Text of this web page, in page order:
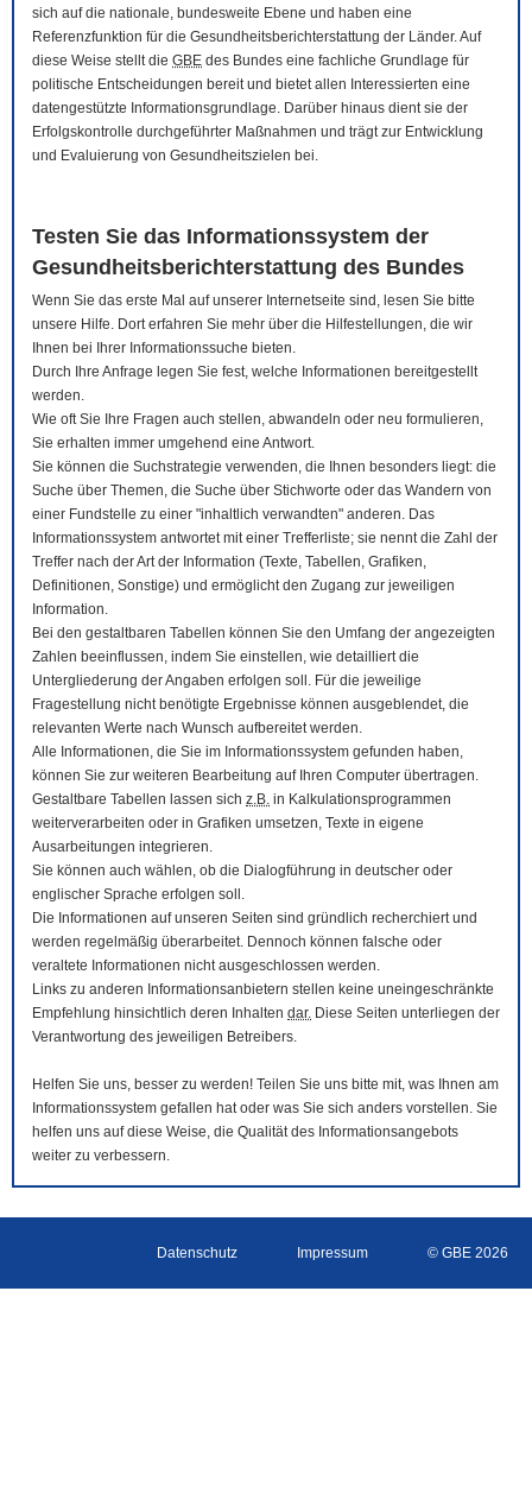
sich auf die nationale, bundesweite Ebene und haben eine
Referenzfunktion für die Gesundheitsberichterstattung der Länder. Auf
diese Weise stellt die GBE des Bundes eine fachliche Grundlage für
politische Entscheidungen bereit und bietet allen Interessierten eine
datengestützte Informationsgrundlage. Darüber hinaus dient sie der
Erfolgskontrolle durchgeführter Maßnahmen und trägt zur Entwicklung
und Evaluierung von Gesundheitszielen bei.
Testen Sie das Informationssystem der
Gesundheitsberichterstattung des Bundes
Wenn Sie das erste Mal auf unserer Internetseite sind, lesen Sie bitte
unsere Hilfe. Dort erfahren Sie mehr über die Hilfestellungen, die wir
Ihnen bei Ihrer Informationssuche bieten.
Durch Ihre Anfrage legen Sie fest, welche Informationen bereitgestellt
werden.
Wie oft Sie Ihre Fragen auch stellen, abwandeln oder neu formulieren,
Sie erhalten immer umgehend eine Antwort.
Sie können die Suchstrategie verwenden, die Ihnen besonders liegt: die
Suche über Themen, die Suche über Stichworte oder das Wandern von
einer Fundstelle zu einer "inhaltlich verwandten" anderen. Das
Informationssystem antwortet mit einer Trefferliste; sie nennt die Zahl der
Treffer nach der Art der Information (Texte, Tabellen, Grafiken,
Definitionen, Sonstige) und ermöglicht den Zugang zur jeweiligen
Information.
Bei den gestaltbaren Tabellen können Sie den Umfang der angezeigten
Zahlen beeinflussen, indem Sie einstellen, wie detailliert die
Untergliederung der Angaben erfolgen soll. Für die jeweilige
Fragestellung nicht benötigte Ergebnisse können ausgeblendet, die
relevanten Werte nach Wunsch aufbereitet werden.
Alle Informationen, die Sie im Informationssystem gefunden haben,
können Sie zur weiteren Bearbeitung auf Ihren Computer übertragen.
Gestaltbare Tabellen lassen sich z.B. in Kalkulationsprogrammen
weiterverarbeiten oder in Grafiken umsetzen, Texte in eigene
Ausarbeitungen integrieren.
Sie können auch wählen, ob die Dialogführung in deutscher oder
englischer Sprache erfolgen soll.
Die Informationen auf unseren Seiten sind gründlich recherchiert und
werden regelmäßig überarbeitet. Dennoch können falsche oder
veraltete Informationen nicht ausgeschlossen werden.
Links zu anderen Informationsanbietern stellen keine uneingeschränkte
Empfehlung hinsichtlich deren Inhalten dar. Diese Seiten unterliegen der
Verantwortung des jeweiligen Betreibers.
Helfen Sie uns, besser zu werden! Teilen Sie uns bitte mit, was Ihnen am
Informationssystem gefallen hat oder was Sie sich anders vorstellen. Sie
helfen uns auf diese Weise, die Qualität des Informationsangebots
weiter zu verbessern.
Datenschutz Impressum © GBE 2026